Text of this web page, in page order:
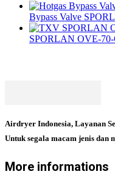
Bypass Valve
SPORLAN OVE-70-
Airdryer Indonesia, Layanan
Untuk segala macam jenis dan
More informations